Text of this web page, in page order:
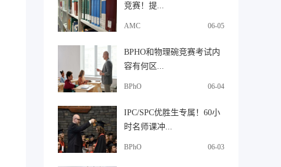
竞赛！提...
AMC 06-05
BPHO和物理碗竞赛考试内
容有何区...
BPhO 06-04
IPC/SPC优胜生专属！60小
时名师课冲...
BPhO 06-03